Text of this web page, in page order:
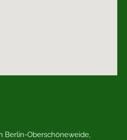
Berlin-Oberschöneweide,